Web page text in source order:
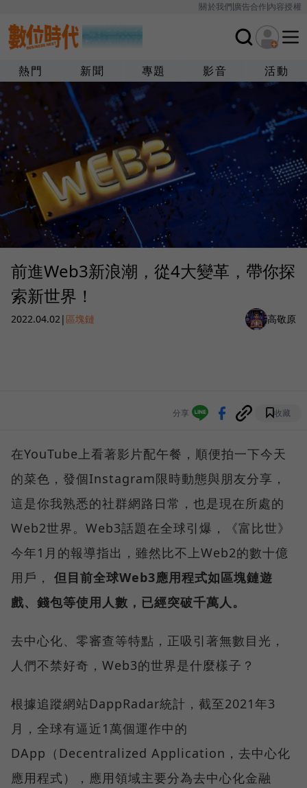
關於我們廣告合作內容授權
熱門 新聞 專題 影音 活動
前進Web3新浪潮，從4大變革，帶你探
索新世界！
2022.04.02| 區塊鏈 高敬原
分享 收藏
在YouTube上看著影片配午餐，順便拍一下今天
的菜色，發個Instagram限時動態與朋友分享，
這是你我熟悉的社群網路日常，也是現在所處的
Web2世界。Web3話題在全球引爆，《富比世》
今年1月的報導指出，雖然比不上Web2的數十億
用戶， 但目前全球Web3應用程式如區塊鏈遊
戲、錢包等使用人數，已經突破千萬人。
去中心化、零審查等特點，正吸引著無數目光，
人們不禁好奇，Web3的世界是什麼樣子？
根據追蹤網站DappRadar統計，截至2021年3
月，全球有逼近1萬個運作中的
DApp（Decentralized Application，去中心化
應用程式），應用領域主要分為去中心化金融